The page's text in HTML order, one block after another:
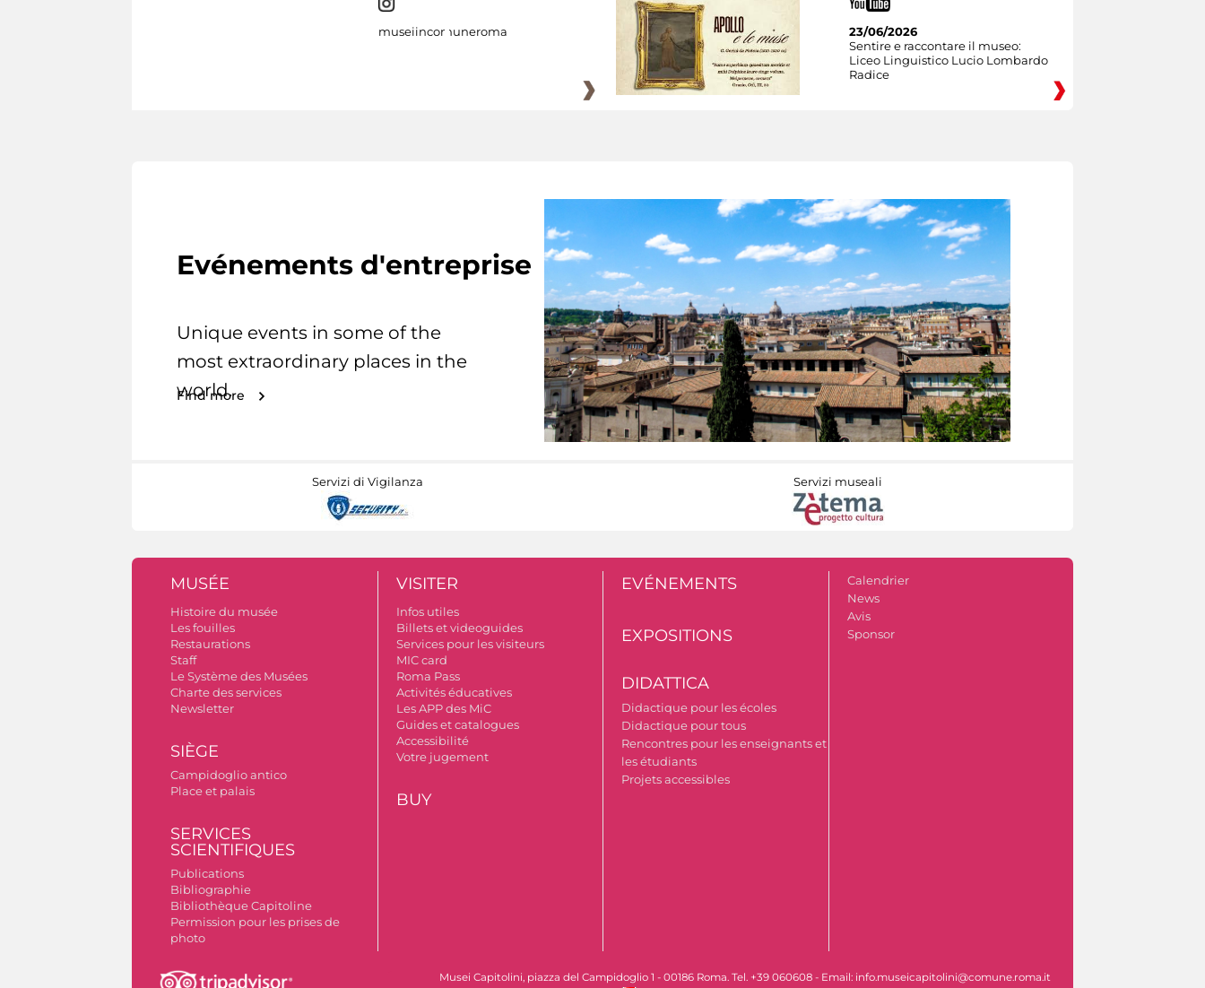
museiincomuneroma
23/06/2026
Sentire e raccontare il museo:
Liceo Linguistico Lucio Lombardo
Radice
Evénements d'entreprise
Unique events in some of the
most extraordinary places in the
world.
Find more
Servizi di Vigilanza Servizi museali
MUSÉE
Histoire du musée
Les fouilles
Restaurations
Staff
Le Système des Musées
Charte des services
Newsletter
SIÈGE
Campidoglio antico
Place et palais
SERVICES
SCIENTIFIQUES
Publications
Bibliographie
Bibliothèque Capitoline
Permission pour les prises de
photo
VISITER
Infos utiles
Billets et videoguides
Services pour les visiteurs
MIC card
Roma Pass
Activités éducatives
Les APP des MiC
Guides et catalogues
Accessibilité
Votre jugement
BUY
EVÉNEMENTS
EXPOSITIONS
DIDATTICA
Didactique pour les écoles
Didactique pour tous
Rencontres pour les enseignants et
les étudiants
Projets accessibles
Calendrier
News
Avis
Sponsor
Musei Capitolini, piazza del Campidoglio 1 - 00186 Roma. Tel. +39 060608 - Email: info.museicapitolini@comune.roma.it